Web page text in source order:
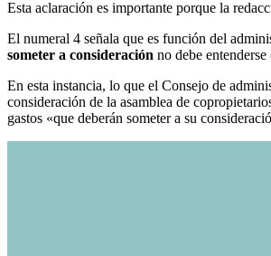
Esta aclaración es importante porque la
El numeral 4 señala que es función del
someter a consideración no debe
En esta instancia, lo que el Consejo de
consideración de la asamblea de
gastos «que deberán someter a su